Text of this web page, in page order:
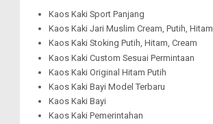
Kaos Kaki Sport Panjang
Kaos Kaki Jari Muslim Cream, Putih, Hitam
Kaos Kaki Stoking Putih, Hitam, Cream
Kaos Kaki Custom Sesuai Permintaan
Kaos Kaki Original Hitam Putih
Kaos Kaki Bayi Model Terbaru
Kaos Kaki Bayi
Kaos Kaki Pemerintahan